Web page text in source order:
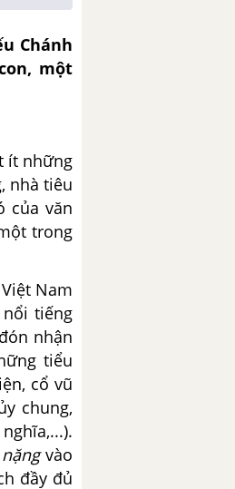
Chánh
một
ít những
nhà tiêu
của văn
trong
Nam
nổi tiếng
nhận
tiểu
cổ vũ
chung,
vào
đầy đủ